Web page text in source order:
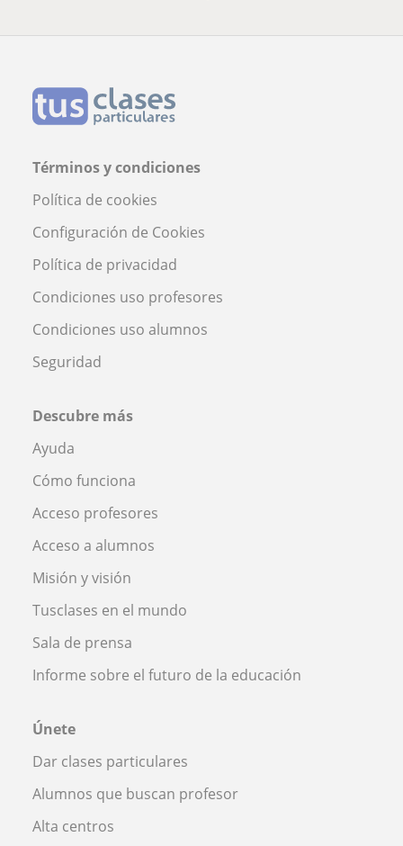
Términos y condiciones
Política de cookies
Configuración de Cookies
Política de privacidad
Condiciones uso profesores
Condiciones uso alumnos
Seguridad
Descubre más
Ayuda
Cómo funciona
Acceso profesores
Acceso a alumnos
Misión y visión
Tusclases en el mundo
Sala de prensa
Informe sobre el futuro de la educación
Únete
Dar clases particulares
Alumnos que buscan profesor
Alta centros